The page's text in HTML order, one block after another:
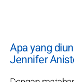
Apa yang
Jennifer